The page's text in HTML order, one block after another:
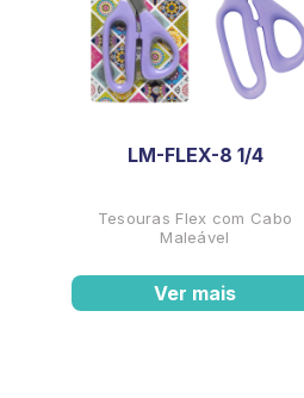
LM-FLEX-8 1/4
Tesouras Flex com Cabo
Maleável
Ver mais